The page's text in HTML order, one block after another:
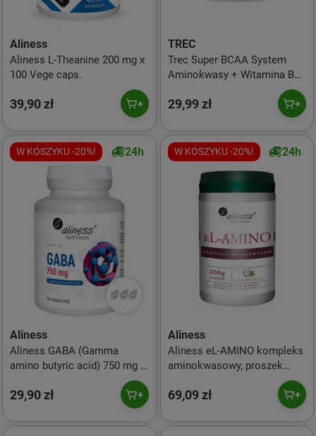
Aliness
Aliness L-Theanine 200 mg x
100 Vege caps.
39,90 zł
TREC
Trec Super BCAA System
Aminokwasy + Witamina B6
29,99 zł
W KOSZYKU -20%! 24h
Aliness
Aliness GABA (Gamma
amino butyric acid) 750 mg x
29,90 zł
W KOSZYKU -20%! 24h
Aliness
Aliness eL-AMINO kompleks
aminokwasowy, proszek
69,09 zł